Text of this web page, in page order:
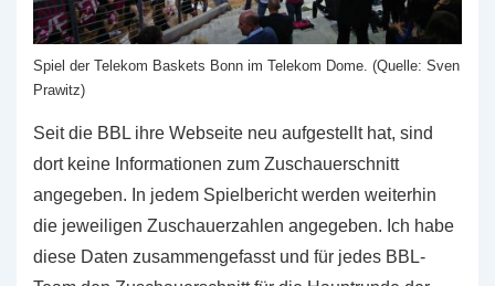
Spiel der Telekom Baskets Bonn im Telekom Dome. (Quelle: Sven
Prawitz)
Seit die BBL ihre Webseite neu aufgestellt hat, sind
dort keine Informationen zum Zuschauerschnitt
angegeben. In jedem Spielbericht werden weiterhin
die jeweiligen Zuschauerzahlen angegeben. Ich habe
diese Daten zusammengefasst und für jedes BBL-